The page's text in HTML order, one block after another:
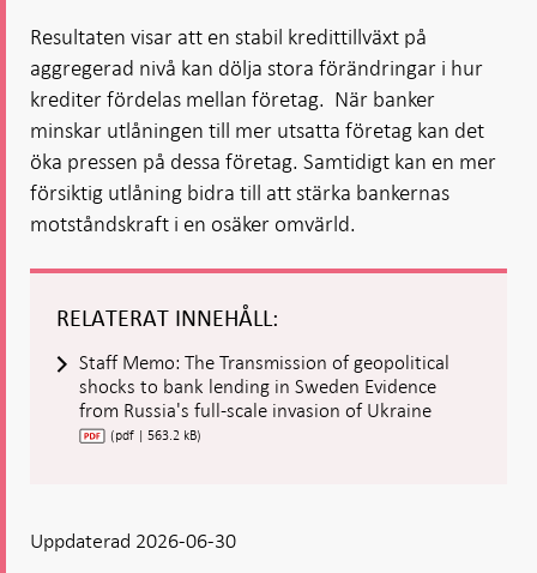
Resultaten visar att en stabil kredittillväxt på
aggregerad nivå kan dölja stora förändringar i hur
krediter fördelas mellan företag. När banker
minskar utlåningen till mer utsatta företag kan det
öka pressen på dessa företag. Samtidigt kan en mer
försiktig utlåning bidra till att stärka bankernas
motståndskraft i en osäker omvärld.
RELATERAT INNEHÅLL:
Staff Memo: The Transmission of geopolitical
shocks to bank lending in Sweden Evidence
from Russia's full-scale invasion of Ukraine
(pdf | 563.2 kB)
Uppdaterad 2026-06-30